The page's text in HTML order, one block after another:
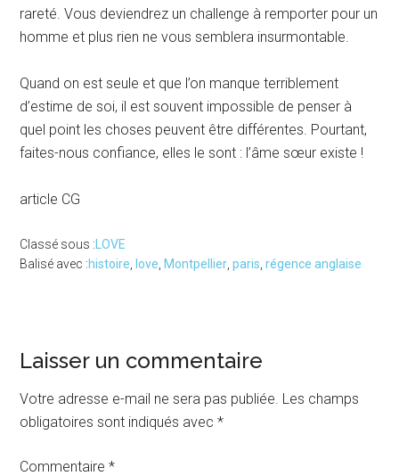
rareté. Vous deviendrez un challenge à remporter pour un
homme et plus rien ne vous semblera insurmontable.
Quand on est seule et que l’on manque terriblement
d’estime de soi, il est souvent impossible de penser à
quel point les choses peuvent être différentes. Pourtant,
faites-nous confiance, elles le sont : l’âme sœur existe !
article CG
Classé sous : LOVE
Balisé avec :histoire love Montpellier ,paris ,régence anglaise
Interactions
du
lecteur
Laisser un commentaire
Votre adresse e-mail ne sera pas publiée. Les champs
obligatoires sont indiqués avec*
Commentaire*